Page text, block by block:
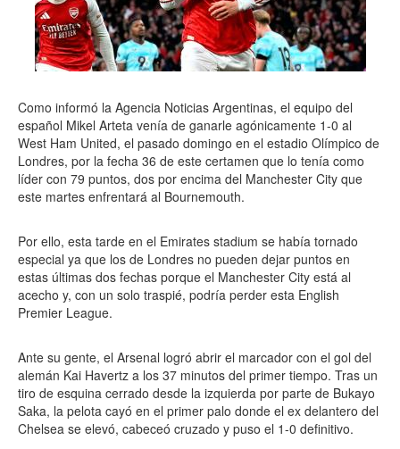
Como informó la Agencia Noticias Argentinas, el equipo del
español Mikel Arteta venía de ganarle agónicamente 1-0 al
West Ham United, el pasado domingo en el estadio Olímpico de
Londres, por la fecha 36 de este certamen que lo tenía como
líder con 79 puntos, dos por encima del Manchester City que
este martes enfrentará al Bournemouth.
Por ello, esta tarde en el Emirates stadium se había tornado
especial ya que los de Londres no pueden dejar puntos en
estas últimas dos fechas porque el Manchester City está al
acecho y, con un solo traspié, podría perder esta English
Premier League.
Ante su gente, el Arsenal logró abrir el marcador con el gol del
alemán Kai Havertz a los 37 minutos del primer tiempo. Tras un
tiro de esquina cerrado desde la izquierda por parte de Bukayo
Saka, la pelota cayó en el primer palo donde el ex delantero del
Chelsea se elevó, cabeceó cruzado y puso el 1-0 definitivo.